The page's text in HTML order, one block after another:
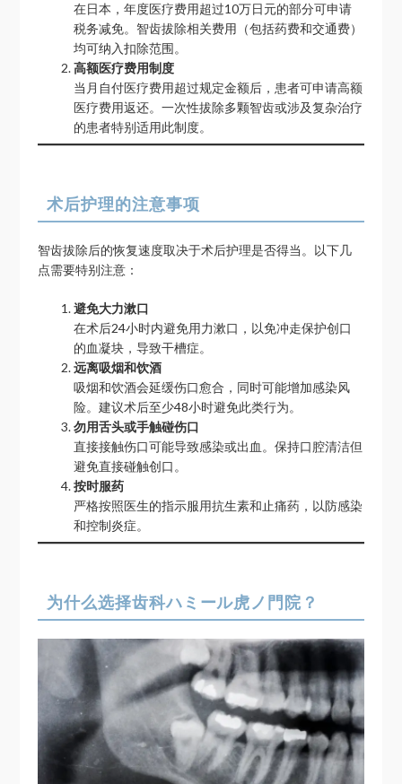
在日本，年度医疗费用超过10万日元的部分可申请
税务减免。智齿拔除相关费用（包括药费和交通费）
均可纳入扣除范围。
高额医疗费用制度
当月自付医疗费用超过规定金额后，患者可申请高额
医疗费用返还。一次性拔除多颗智齿或涉及复杂治疗
的患者特别适用此制度。
术后护理的注意事项
智齿拔除后的恢复速度取决于术后护理是否得当。以下几
点需要特别注意：
避免大力漱口
在术后24小时内避免用力漱口，以免冲走保护创口
的血凝块，导致干槽症。
远离吸烟和饮酒
吸烟和饮酒会延缓伤口愈合，同时可能增加感染风
险。建议术后至少48小时避免此类行为。
勿用舌头或手触碰伤口
直接接触伤口可能导致感染或出血。保持口腔清洁但
避免直接碰触创口。
按时服药
严格按照医生的指示服用抗生素和止痛药，以防感染
和控制炎症。
为什么选择齿科ハミール虎ノ門院？